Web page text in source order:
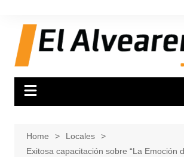
content
Home
Locales
Exitosa capacitación sobre “La Emoción